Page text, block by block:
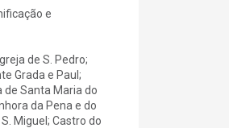
e
de S. Pedro;
Grada e Paul;
de Santa Maria do
da Pena e do
Miguel; Castro do